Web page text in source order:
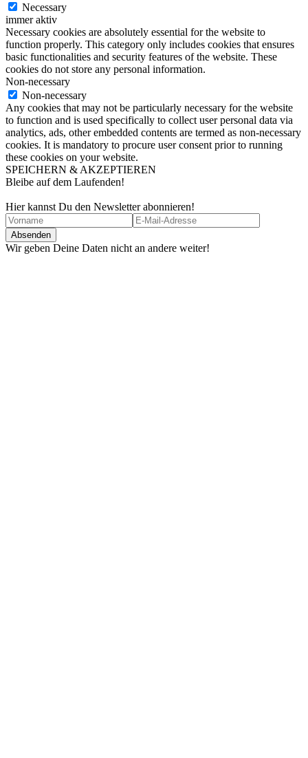
Necessary
immer aktiv
Necessary cookies are absolutely essential for the website to
function properly. This category only includes cookies that ensures
basic functionalities and security features of the website. These
cookies do not store any personal information.
Non-necessary
Non-necessary
Any cookies that may not be particularly necessary for the website
to function and is used specifically to collect user personal data via
analytics, ads, other embedded contents are termed as non-necessary
cookies. It is mandatory to procure user consent prior to running
these cookies on your website.
SPEICHERN & AKZEPTIEREN
Bleibe auf dem Laufenden!
Hier kannst Du den Newsletter abonnieren!
Wir geben Deine Daten nicht an andere weiter!